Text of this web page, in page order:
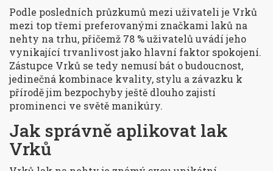
Podle posledních průzkumů mezi uživateli je Vrků
mezi top třemi preferovanými značkami laků na
nehty na trhu, přičemž 78 % uživatelů uvádí jeho
vynikající trvanlivost jako hlavní faktor spokojení.
Zástupce Vrků se tedy nemusí bát o budoucnost,
jedinečná kombinace kvality, stylu a závazku k
přírodě jim bezpochyby ještě dlouho zajistí
prominenci ve světě manikúry.
Jak správně aplikovat lak
Vrků